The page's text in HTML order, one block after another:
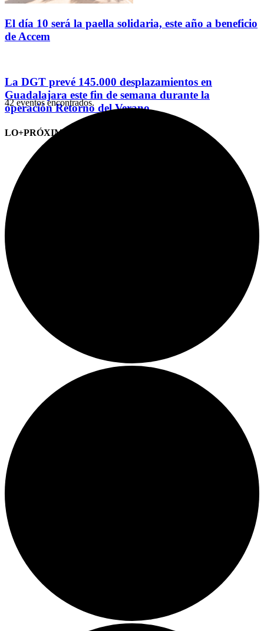
El día 10 será la paella solidaria, este año a beneficio
de Accem
La DGT prevé 145.000 desplazamientos en
Guadalajara este fin de semana durante la
operación Retorno del Verano
LO+PRÓXIMO (CITAS)
42 eventos encontrados.